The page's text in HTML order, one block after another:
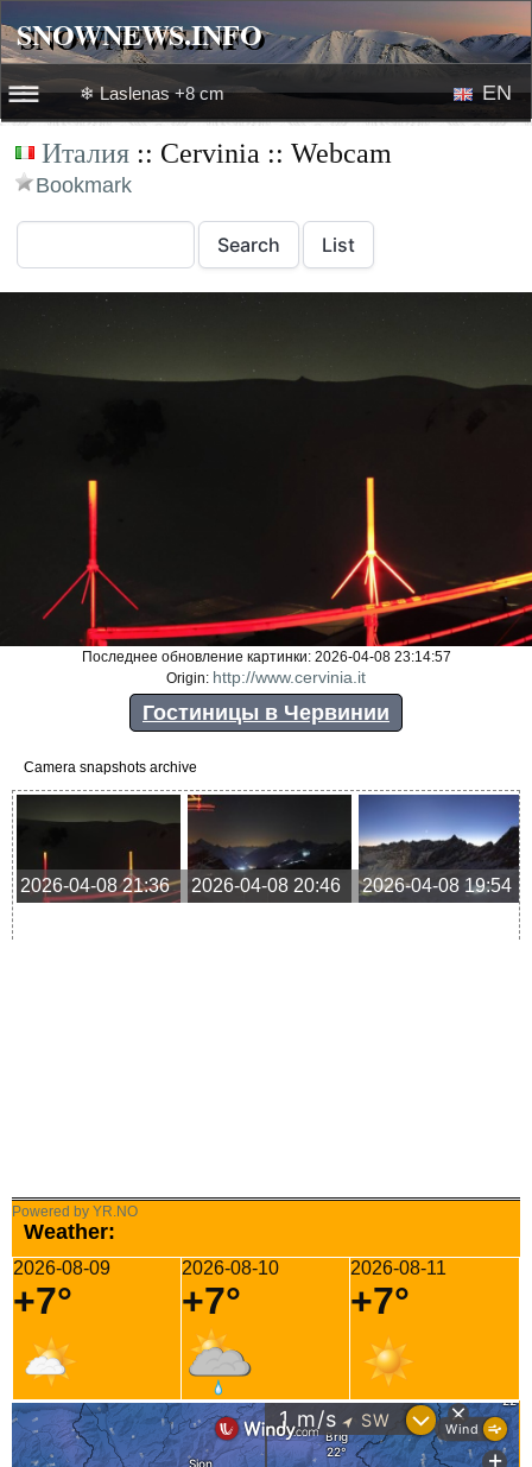
SNOWNEWS.INFO
☰☰
News
Snow videos
❄ Laslenas +8 cm EN
Италия :: Cervinia :: Webcam
Bookmark
Последнее обновление картинки: 2026-04-08 23:14:57
Origin: http://www.cervinia.it
Гостиницы в Червинии
Camera snapshots archive
2026-04-08 21:36 2026-04-08 20:46 2026-04-08 19:54
Powered by YR.NO
Weather:
2026-08-09
+7°
2026-08-10
+7°
2026-08-11
+7°